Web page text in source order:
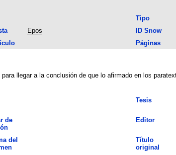
Tipo
Epos ID Snow
Páginas
llegar a la conclusión de que lo afirmado en los
Tesis
de
Editor
del
Título
original